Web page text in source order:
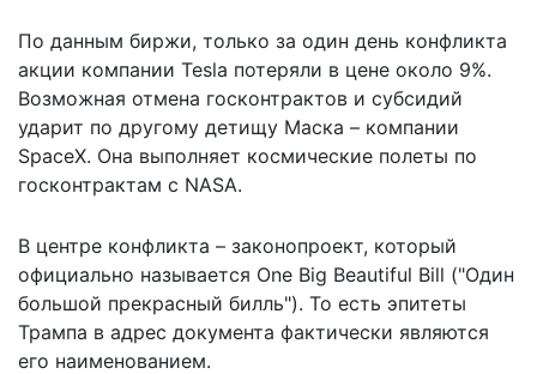
По данным биржи, только за один день конфликта
акции компании Tesla потеряли в цене около 9%.
Возможная отмена госконтрактов и субсидий
ударит по другому детищу Маска – компании
SpaceX. Она выполняет космические полеты по
госконтрактам с NASA.
В центре конфликта – законопроект, который
официально называется One Big Beautiful Bill ("Один
большой прекрасный билль"). То есть эпитеты
Трампа в адрес документа фактически являются
его наименованием.